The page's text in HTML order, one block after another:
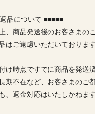
品について ■■■■■
、商品発送後のお客さまの
はご遠慮いただいております
け時点ですでに商品を発送済
期不在など、お客さまのご
、返金対応はいたしかねます